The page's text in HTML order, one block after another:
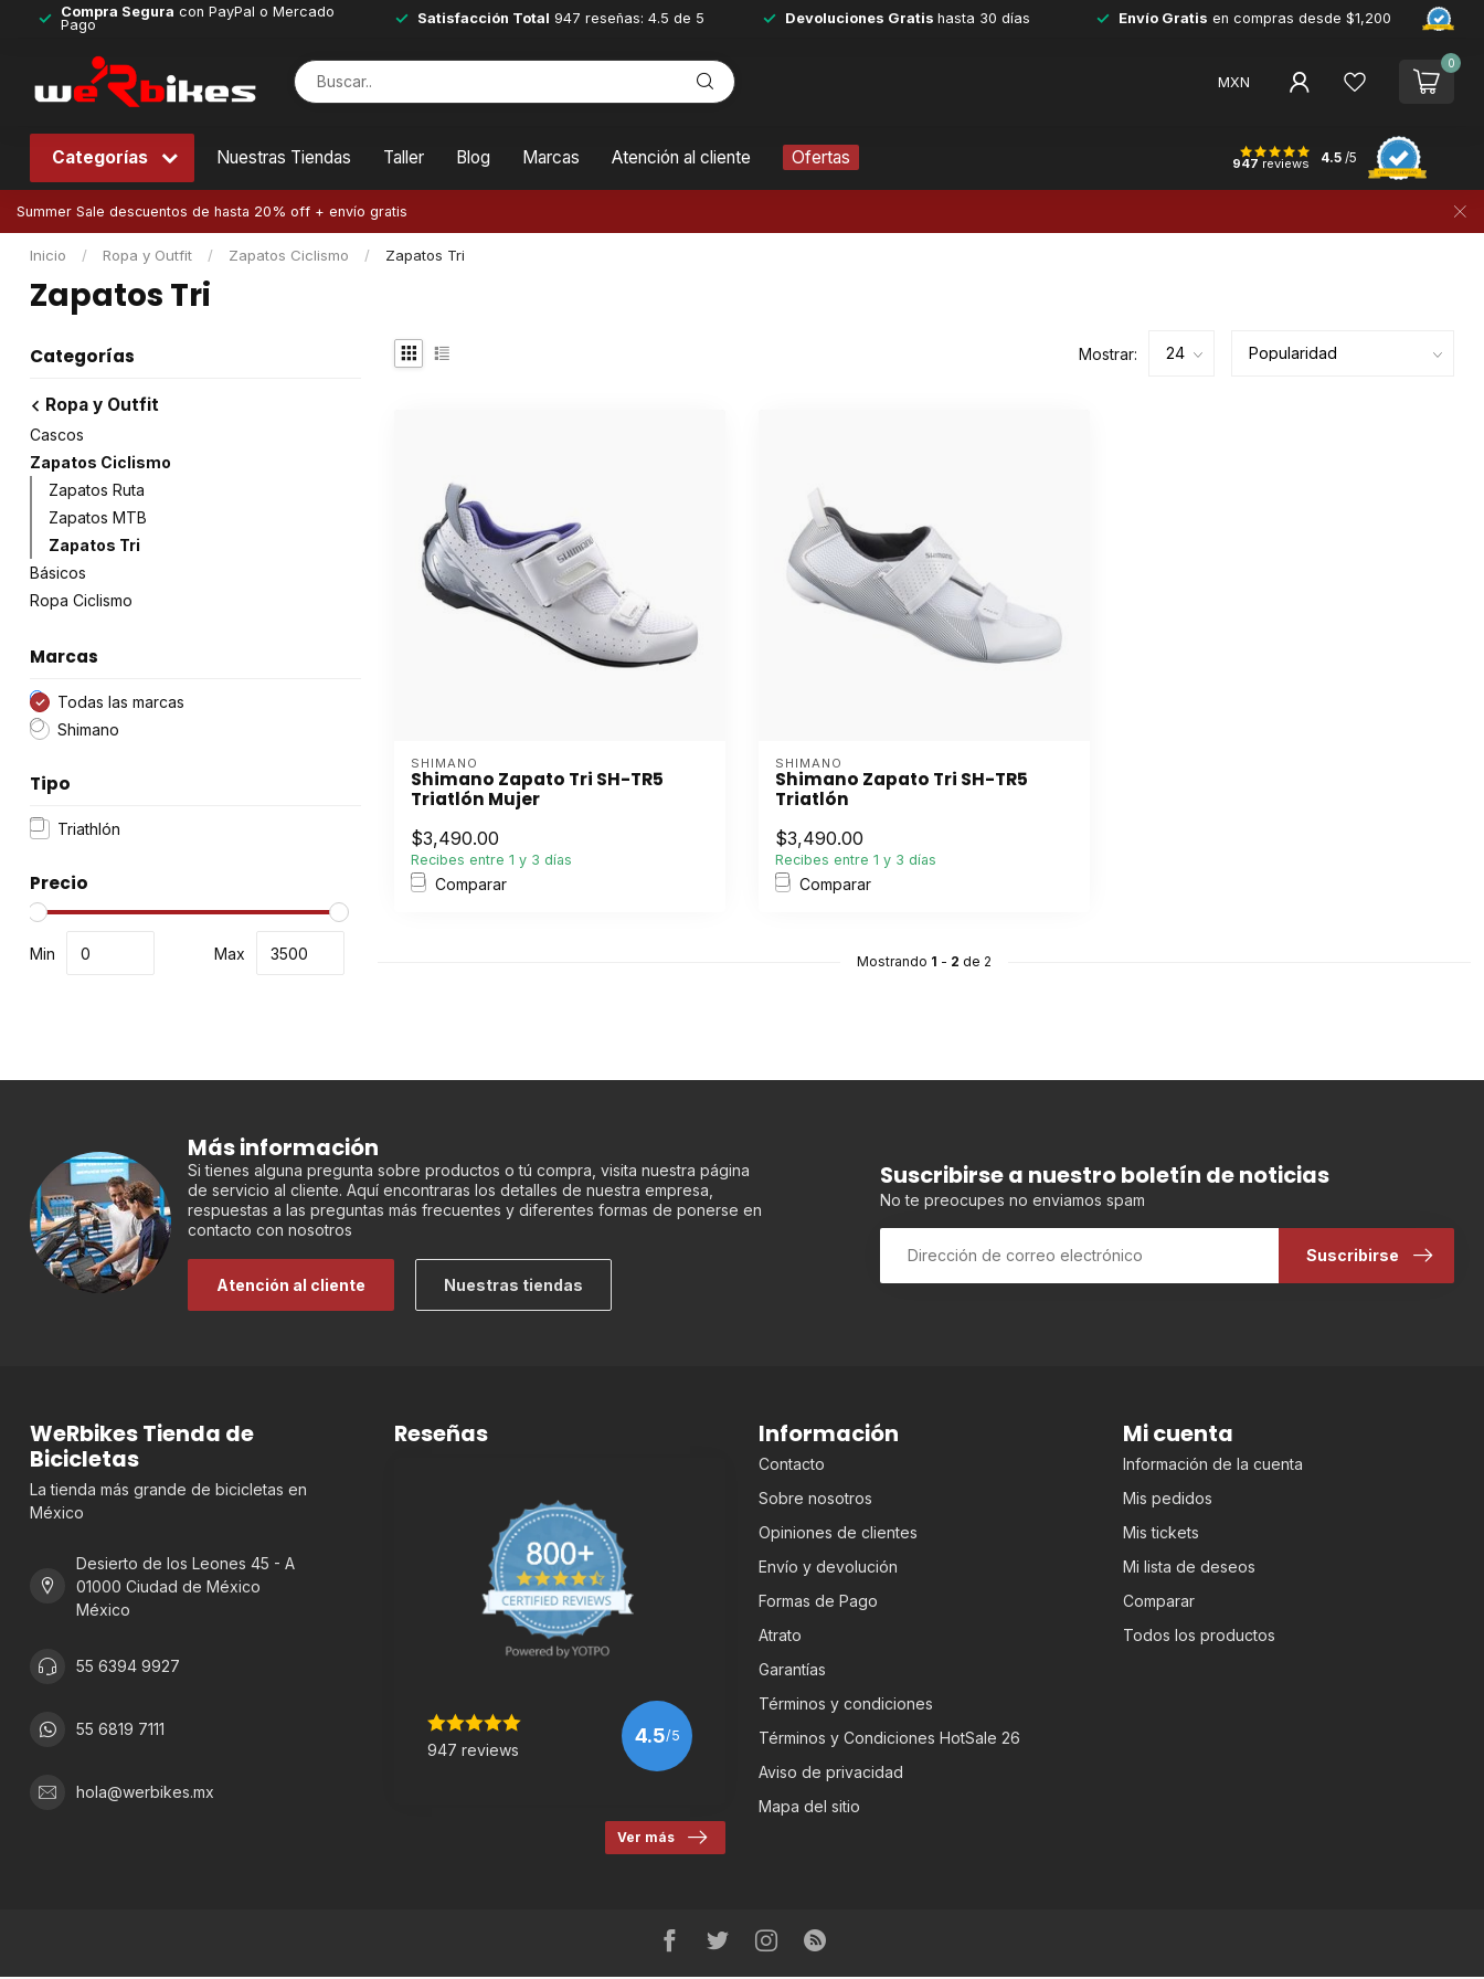
Compra Segura con PayPal o Mercado
Pago
Satisfacción Total 947 reseñas: 4.5 de 5 Devoluciones Gratis hasta 30 días Envío Gratis en compras desde $1,200
MXN
0
Categorías Nuestras Tiendas Taller Blog Marcas Atención al cliente Ofertas 947 reviews 4.5 /5
Summer Sale descuentos de hasta 20% off + envío gratis
Inicio / Ropa y Outfit / Zapatos Ciclismo / Zapatos Tri
Zapatos Tri
Categorías
Ropa y Outfit
Cascos
Zapatos Ciclismo
Zapatos Ruta
Zapatos MTB
Zapatos Tri
Básicos
Ropa Ciclismo
Marcas
Todas las marcas
Shimano
Tipo
Triathlón
Precio
Min Max
Mostrar:
SHIMANO
Shimano Zapato Tri SH-TR5
Triatlón Mujer
$3,490.00
Recibes entre 1 y 3 días
Comparar
SHIMANO
Shimano Zapato Tri SH-TR5
Triatlón
$3,490.00
Recibes entre 1 y 3 días
Comparar
Mostrando 1 - 2 de 2
Más información
Si tienes alguna pregunta sobre productos o tú compra, visita nuestra página
de servicio al cliente. Aquí encontraras los detalles de nuestra empresa,
respuestas a las preguntas más frecuentes y diferentes formas de ponerse en
contacto con nosotros
Atención al cliente Nuestras tiendas
Suscribirse a nuestro boletín de noticias
No te preocupes no enviamos spam
Suscribirse
WeRbikes Tienda de
Bicicletas
La tienda más grande de bicicletas en
México
Desierto de los Leones 45 - A
01000 Ciudad de México
México
55 6394 9927
55 6819 7111
hola@werbikes.mx
Reseñas
947 reviews
4.5/5
Ver más
Información
Contacto
Sobre nosotros
Opiniones de clientes
Envío y devolución
Formas de Pago
Atrato
Garantías
Términos y condiciones
Términos y Condiciones HotSale 26
Aviso de privacidad
Mapa del sitio
Mi cuenta
Información de la cuenta
Mis pedidos
Mis tickets
Mi lista de deseos
Comparar
Todos los productos